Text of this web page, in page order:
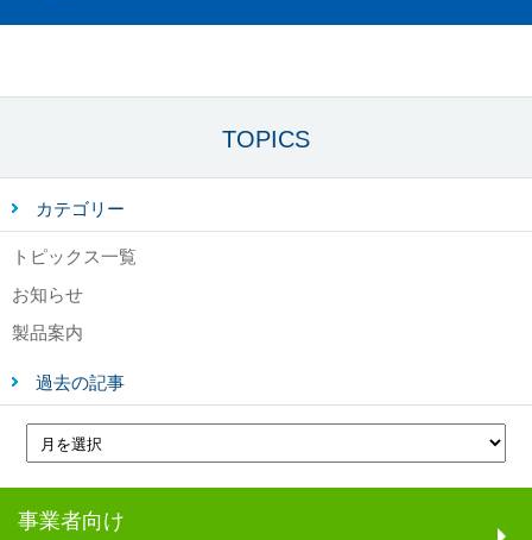
TOPICS
カテゴリー
トピックス一覧
お知らせ
製品案内
過去の記事
事業者向け